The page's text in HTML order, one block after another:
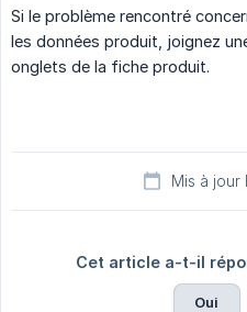
Si le problème rencontré
les données produit, joignez
onglets de la fiche produit.
Mis à jour
Cet article a-t-il
Oui